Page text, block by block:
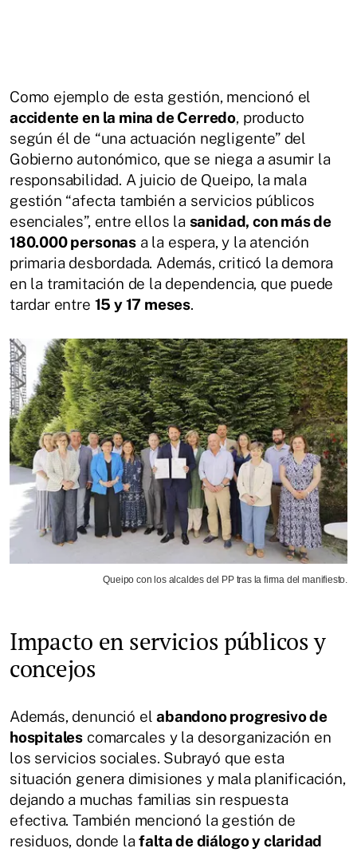
Como ejemplo de esta gestión, mencionó el
accidente en la mina de Cerredo, producto
según él de “una actuación negligente” del
Gobierno autonómico, que se niega a asumir la
responsabilidad. A juicio de Queipo, la mala
gestión “afecta también a servicios públicos
esenciales”, entre ellos la sanidad, con más de
180.000 personasa la espera, y la atención
primaria desbordada. Además, criticó la demora
en la tramitación de la dependencia, que puede
tardar entre 15 y 17 meses.
Queipo con los alcaldes del PP tras la firma del manifiesto.
Impacto en servicios públicos y
concejos
Además, denunció elabandono progresivo de
hospitales comarcales y la desorganización en
los servicios sociales. Subrayó que esta
situación genera dimisiones y mala planificación,
dejando a muchas familias sin respuesta
efectiva. También mencionó la gestión de
residuos, donde lafalta de diálogo y claridad